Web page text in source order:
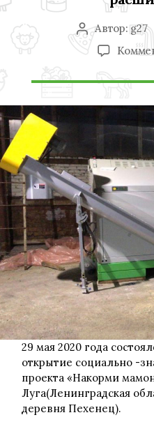
Автор
записи
Автор:g27
29 мая 2020 года
открытие социально -
проекта «Накорми
Луга(Ленинградская
деревня Пехенец).